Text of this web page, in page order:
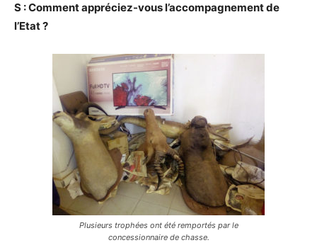
S : Comment appréciez-vous l’accompagnement de
l’Etat ?
Plusieurs trophées ont été remportés par le
concessionnaire de chasse.